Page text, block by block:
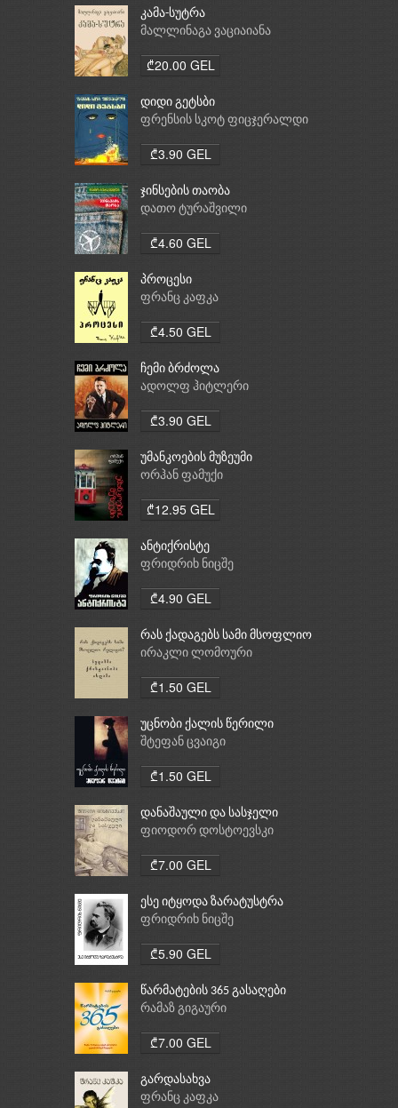
კამა-სუტრა
მალლინაგა ვაციაიანა
₾20.00 GEL
დიდი გეტსბი
ფრენსის სკოტ ფიცჯერალდი
₾3.90 GEL
ჯინსების თაობა
დათო ტურაშვილი
₾4.60 GEL
პროცესი
ფრანც კაფკა
₾4.50 GEL
ჩემი ბრძოლა
ადოლფ ჰიტლერი
₾3.90 GEL
უმანკოების მუზეუმი
ორჰან ფამუქი
₾12.95 GEL
ანტიქრისტე
ფრიდრიხ ნიცშე
₾4.90 GEL
რას ქადაგებს სამი მსოფლიო
რელიგია: ბუდიზმი,
ირაკლი ლომოური
₾1.50 GEL
უცნობი ქალის წერილი
შტეფან ცვაიგი
₾1.50 GEL
დანაშაული და სასჯელი
ფიოდორ დოსტოევსკი
₾7.00 GEL
ესე იტყოდა ზარატუსტრა
ფრიდრიხ ნიცშე
₾5.90 GEL
წარმატების 365 გასაღები
რამაზ გიგაური
₾7.00 GEL
გარდასახვა
ფრანც კაფკა